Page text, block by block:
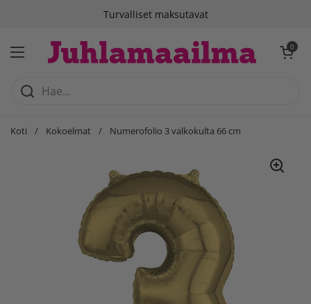
Turvalliset maksutavat
Avaa valikko
Avaa 0
Koti / Kokoelmat / Numerofolio 3 valkokulta 66 cm